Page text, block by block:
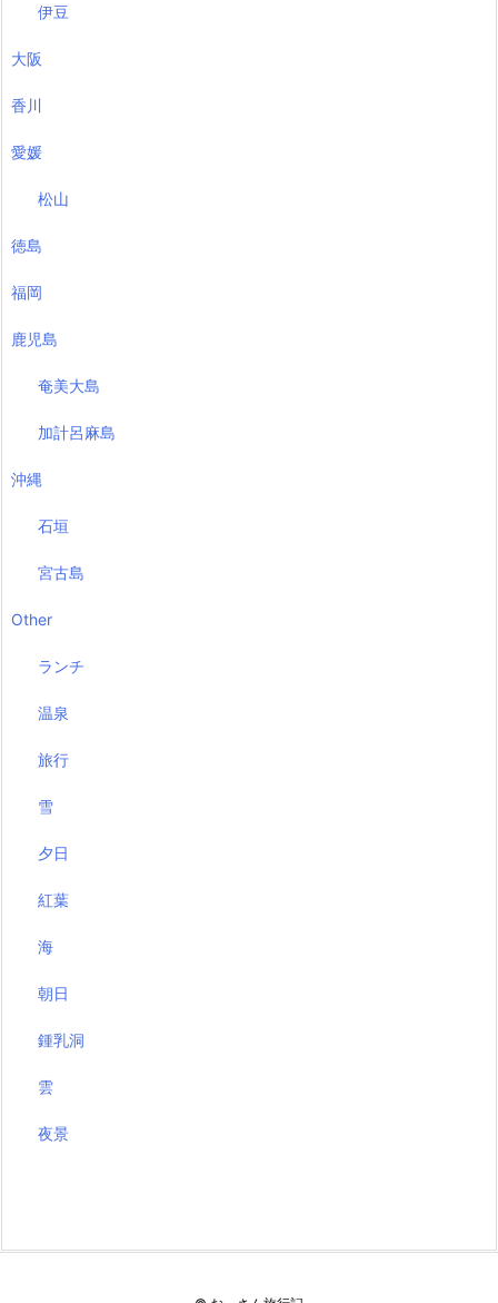
伊豆
大阪
香川
愛媛
松山
徳島
福岡
鹿児島
奄美大島
加計呂麻島
沖縄
石垣
宮古島
Other
ランチ
温泉
旅行
雪
夕日
紅葉
海
朝日
鍾乳洞
雲
夜景